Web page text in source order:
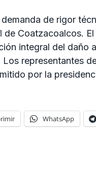
de rigor
Coatzacoalcos.
integral del daño
representantes
por la
WhatsApp